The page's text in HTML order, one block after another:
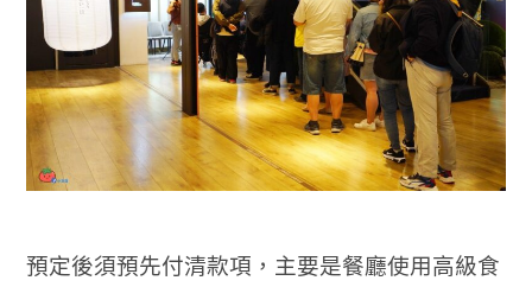
預定後須預先付清款項，主要是餐廳使用高級食